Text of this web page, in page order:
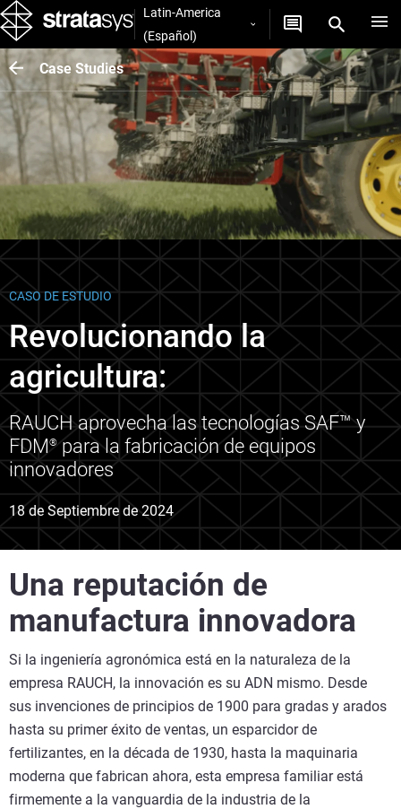
Latin-America
(Español)
Case Studies
CASO DE ESTUDIO
Revolucionando la
agricultura:
RAUCH aprovecha las tecnologías SAF™ y
FDM®para la fabricación de equipos
innovadores
18 de Septiembre de 2024
Una reputación de
manufactura innovadora
Si la ingeniería agronómica está en la naturaleza de la
empresa RAUCH, la innovación es su ADN mismo. Desde
sus invenciones de principios de 1900 para gradas y arados
hasta su primer éxito de ventas, un esparcidor de
fertilizantes, en la década de 1930, hasta la maquinaria
moderna que fabrican ahora, esta empresa familiar está
firmemente a la vanguardia de la industria de la